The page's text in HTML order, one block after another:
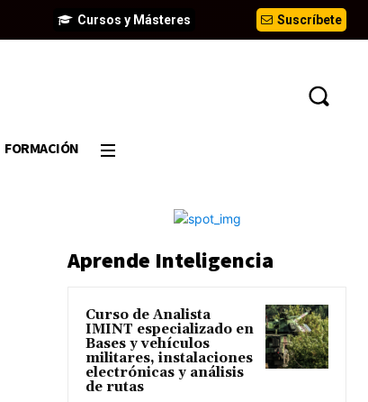
Suscríbete
Cursos y Másteres
FORMACIÓN
Aprende Inteligencia
Curso de Analista
IMINT especializado en
Bases y vehículos
militares, instalaciones
electrónicas y análisis
de rutas